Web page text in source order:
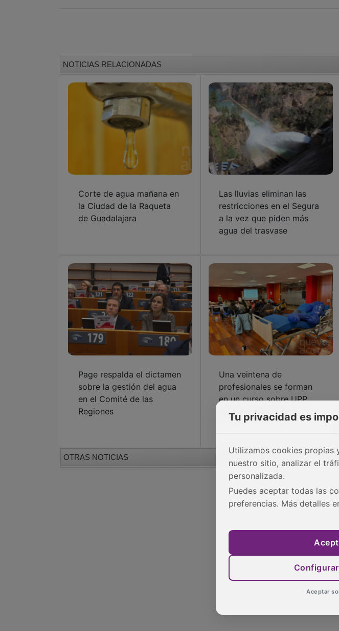
NOTICIAS RELACIONADAS
Corte de agua mañana en
la Ciudad de la Raqueta
de Guadalajara
Las lluvias eliminan las
restricciones en el Segura
a la vez que piden más
agua del trasvase
Page respalda el dictamen
sobre la gestión del agua
en el Comité de las
Regiones
Una veintena de
profesionales se forman
en un curso sobre UPP,
caídas y movilidad
OTRAS NOTICIAS
Tu privacidad es
Utilizamos cookies propias
nuestro sitio, analizar el
personalizada.
Puedes aceptar todas las
preferencias. Más detalles
Aceptar